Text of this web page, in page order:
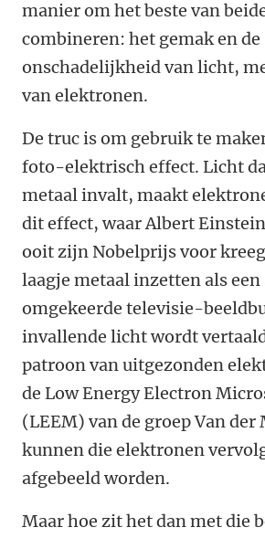
manier om het beste van
combineren: het gemak en de
onschadelijkheid van licht,
van elektronen.
De truc is om gebruik te
foto-elektrisch effect. Licht
metaal invalt, maakt
dit effect, waar Albert
ooit zijn Nobelprijs voor
laagje metaal inzetten als
omgekeerde televisie-
invallende licht wordt
patroon van uitgezonden
de Low Energy Electron
(LEEM) van de groep Van der
kunnen die elektronen
afgebeeld worden.
Maar hoe zit het dan met die